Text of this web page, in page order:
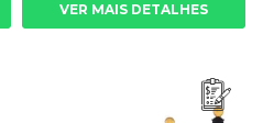
VER MAIS DETALHES